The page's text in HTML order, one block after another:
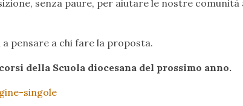
senza paure, per aiutare le nostre comunità
a pensare a chi fare la proposta.
della Scuola diocesana del prossimo anno.
singole